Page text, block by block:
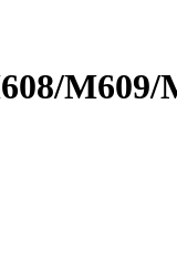
­M609/­